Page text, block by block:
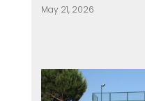
May 21, 2026